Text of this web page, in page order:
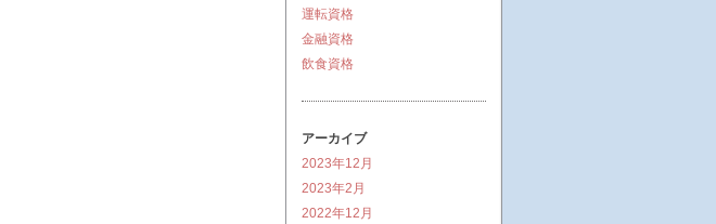
運転資格
金融資格
飲食資格
アーカイブ
2023年12月
2023年2月
2022年12月